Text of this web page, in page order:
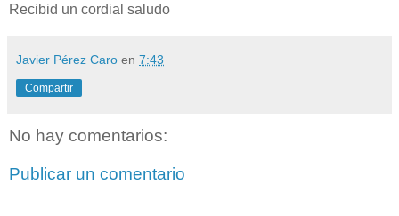
Recibid un cordial saludo
Javier Pérez Caro en 7:43
Compartir
No hay comentarios:
Publicar un comentario